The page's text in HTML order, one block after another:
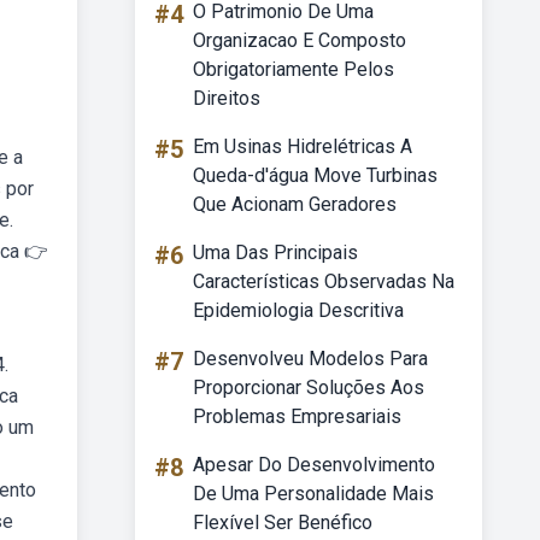
a
por
👉
um
#4 O Patrimonio De Uma
Organizacao E Composto
Obrigatoriamente Pelos
Direitos
#5 Em Usinas Hidrelétricas A
Queda-d'água Move Turbinas
Que Acionam Geradores
#6 Uma Das Principais
Características Observadas Na
Epidemiologia Descritiva
#7 Desenvolveu Modelos Para
Proporcionar Soluções Aos
Problemas Empresariais
#8 Apesar Do Desenvolvimento
De Uma Personalidade Mais
Flexível Ser Benéfico